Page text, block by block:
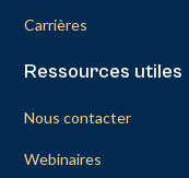
Carrières
Ressources utiles
Nous contacter
Webinaires